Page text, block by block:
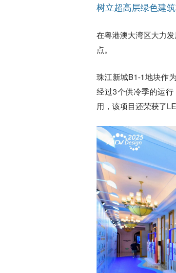
树立超高层绿色建
在粤港澳大湾区大力
点。
珠江新城B1-1地块作
经过3个供冷季的运
用，该项目还荣获了